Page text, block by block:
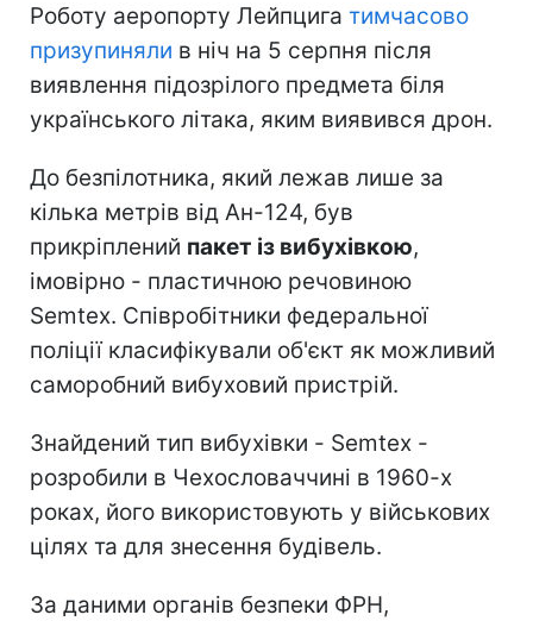
Роботу аеропорту Лейпцига тимчасово
призупиняли в ніч на 5 серпня після
виявлення підозрілого предмета біля
українського літака, яким виявився дрон.
До безпілотника, який лежав лише за
кілька метрів від Ан-124, був
прикріплений пакет із вибухівкою,
імовірно - пластичною речовиною
Semtex. Співробітники федеральної
поліції класифікували об'єкт як можливий
саморобний вибуховий пристрій.
Знайдений тип вибухівки - Semtex -
розробили в Чехословаччині в 1960-х
роках, його використовують у військових
цілях та для знесення будівель.
За даними органів безпеки ФРН,